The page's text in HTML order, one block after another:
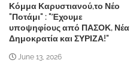
Κόμμα Καρυστιανού,το Νέο
"Ποτάμι" : "Έχουμε
υποψηφίους από ΠΑΣΟΚ, Νέα
Δημοκρατία και ΣΥΡΙΖΑ!"
June 13, 2026